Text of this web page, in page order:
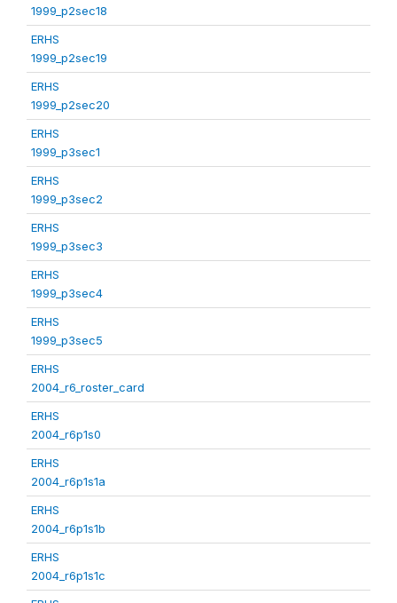
1999_p2sec18
ERHS
1999_p2sec19
ERHS
1999_p2sec20
ERHS
1999_p3sec1
ERHS
1999_p3sec2
ERHS
1999_p3sec3
ERHS
1999_p3sec4
ERHS
1999_p3sec5
ERHS
2004_r6_roster_card
ERHS
2004_r6p1s0
ERHS
2004_r6p1s1a
ERHS
2004_r6p1s1b
ERHS
2004_r6p1s1c